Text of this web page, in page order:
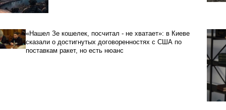
«Нашел Зе кошелек, посчитал - не хватает»: в Киеве
сказали о достигнутых договоренностях с США по
поставкам ракет, но есть нюанс